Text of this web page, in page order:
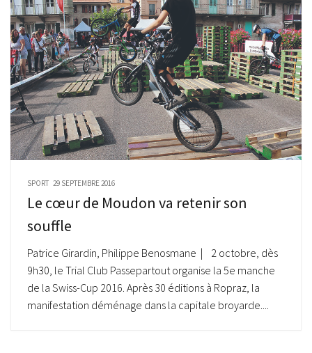
SPORT 29 SEPTEMBRE 2016
Le cœur de Moudon va retenir son
souffle
Patrice Girardin, Philippe Benosmane | 2 octobre, dès
9h30, le Trial Club Passepartout organise la 5e manche
de la Swiss-Cup 2016. Après 30 éditions à Ropraz, la
manifestation déménage dans la capitale broyarde....